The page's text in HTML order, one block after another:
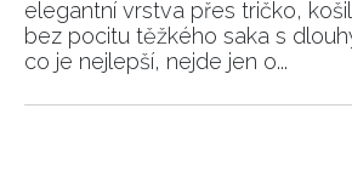
elegantní vrstva přes tričko,
bez pocitu těžkého saka s
co je nejlepší, nejde jen o...